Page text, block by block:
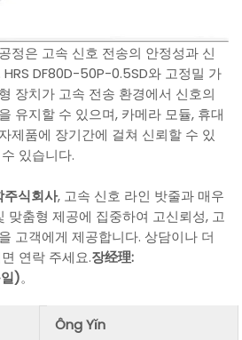
정은 고속 신호 전송의 안정성과 신
DF80D-50P-0.5SD와 고정밀 가
장치가 고속 전송 환경에서 신호의
유지할 수 있으며, 카메라 모듈, 휴대
제품에 장기간에 걸쳐 신뢰할 수 있
있습니다.
주식회사, 고속 신호 라인 밧줄과 매우
맞춤형 제공에 집중하여 고신뢰성, 고
고객에게 제공합니다. 상담이나 더
연락 주세요.장经理:
)。
Ông Yǐn